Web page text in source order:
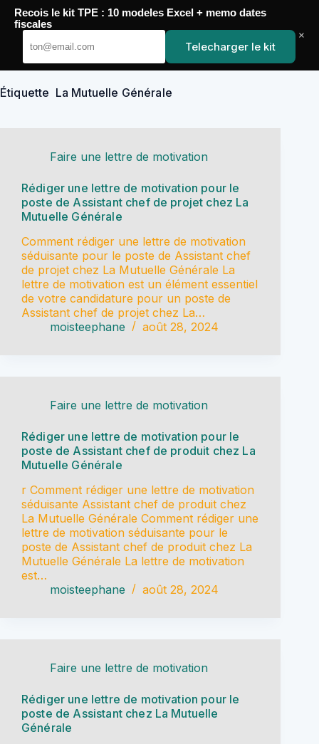
Passer
contenu
YoupiJobs
Étiquette La Mutuelle Générale
Faire une lettre de motivation
Rédiger une lettre de motivation pour le
poste de Assistant chef de projet chez La
Mutuelle Générale
Comment rédiger une lettre de motivation
séduisante pour le poste de Assistant chef
de projet chez La Mutuelle Générale La
lettre de motivation est un élément essentiel
de votre candidature pour un poste de
Assistant chef de projet chez La…
moisteephane
août 28, 2024
Faire une lettre de motivation
Rédiger une lettre de motivation pour le
poste de Assistant chef de produit chez La
Mutuelle Générale
r Comment rédiger une lettre de motivation
séduisante Assistant chef de produit chez
La Mutuelle Générale Comment rédiger une
lettre de motivation séduisante pour le
poste de Assistant chef de produit chez La
Mutuelle Générale La lettre de motivation
est…
moisteephane
août 28, 2024
Faire une lettre de motivation
Rédiger une lettre de motivation pour le
poste de Assistant chez La Mutuelle
Générale
Recois le kit TPE : 10 modeles Excel + memo dates
fiscales
Telecharger le kit
×